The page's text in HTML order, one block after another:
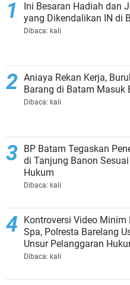
Ini Besaran Hadiah dan
yang Dikendalikan IN di
Dibaca: kali
Aniaya Rekan Kerja,
Barang di Batam Masuk
Dibaca: kali
BP Batam Tegaskan
di Tanjung Banon
Hukum
Dibaca: kali
Kontroversi Video Minim
Spa, Polresta Barelang
Unsur Pelanggaran
Dibaca: kali